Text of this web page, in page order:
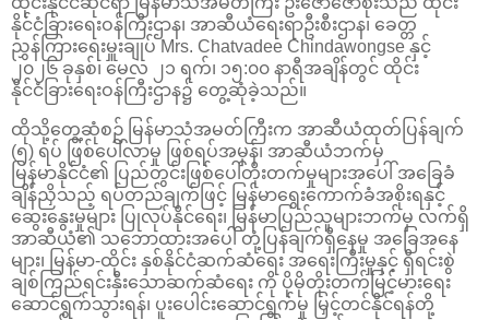
နိုင်ငံခြားရေးဝန်ကြီးဌာန၊ အာဆီယံရေးရာဦးစီးဌာန၊ ခေတ္တ
ညွှန်ကြားရေးမှူးချုပ် Mrs. Chatvadee Chindawongse နှင့်
၂၀၂၆ ခုနှစ်၊ မေလ ၂၁ ရက်၊ ၁၅:၀၀ နာရီအချိန်တွင် ထိုင်း
နိုင်ငံခြားရေးဝန်ကြီးဌာန၌ တွေ့ဆုံခဲ့သည်။
ထိုသို့တွေ့ဆုံစဉ် မြန်မာသံအမတ်ကြီးက အာဆီယံထုတ်ပြန်ချက်
(၅) ရပ် ဖြစ်ပေါ်လာမှု ဖြစ်ရပ်အမှန်၊ အာဆီယံဘက်မှ
မြန်မာနိုင်ငံ၏ ပြည်တွင်းဖြစ်ပေါ်တိုးတက်မှုများအပေါ် အခြေခံ
ချိန်ညှိသည့် ရပ်တည်ချက်ဖြင့် မြန်မာရွေးကောက်ခံအစိုးရနှင့်
ဆွေးနွေးမှုများ ပြုလုပ်နိုင်ရေး၊ မြန်မာပြည်သူများဘက်မှ လက်ရှိ
အာဆီယံ၏ သဘောထားအပေါ် တုံ့ပြန်ချက်ရှိနေမှု အခြေအနေ
များ၊ မြန်မာ-ထိုင်း နှစ်နိုင်ငံဆက်ဆံရေး အရေးကြီးမှုနှင့် ရှိရင်းစွဲ
ချစ်ကြည်ရင်းနှီးသောဆက်ဆံရေး ကို ပိုမိုတိုးတက်မြင့်မားရေး
ဆောင်ရွက်သွားရန်၊ ပူးပေါင်းဆောင်ရွက်မှု မြှင့်တင်နိုင်ရန်တို့